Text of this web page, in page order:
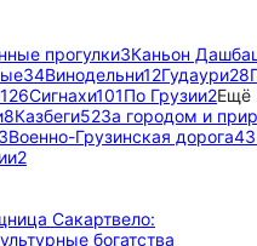
прогулки3Каньон
34Винодельни12Гудаури28
126Сигнахи101По Грузии2Ещё
8Казбеги52За городом и
3Военно-Грузинская дорога43
2